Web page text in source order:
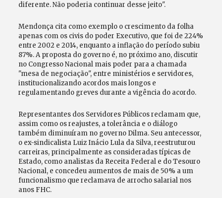
diferente. Não poderia continuar desse jeito".
Mendonça cita como exemplo o crescimento da folha
apenas com os civis do poder Executivo, que foi de 224%
entre 2002 e 2014, enquanto a inflação do período subiu
87%. A proposta do governo é, no próximo ano, discutir
no Congresso Nacional mais poder para a chamada
"mesa de negociação", entre ministérios e servidores,
institucionalizando acordos mais longos e
regulamentando greves durante a vigência do acordo.
Representantes dos Servidores Públicos reclamam que,
assim como os reajustes, a tolerância e o diálogo
também diminuíram no governo Dilma. Seu antecessor,
o ex-sindicalista Luiz Inácio Lula da Silva, reestruturou
carreiras, principalmente as consideradas típicas de
Estado, como analistas da Receita Federal e do Tesouro
Nacional, e concedeu aumentos de mais de 50% a um
funcionalismo que reclamava de arrocho salarial nos
anos FHC.